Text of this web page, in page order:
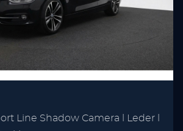
Line Shadow Camera l Leder l